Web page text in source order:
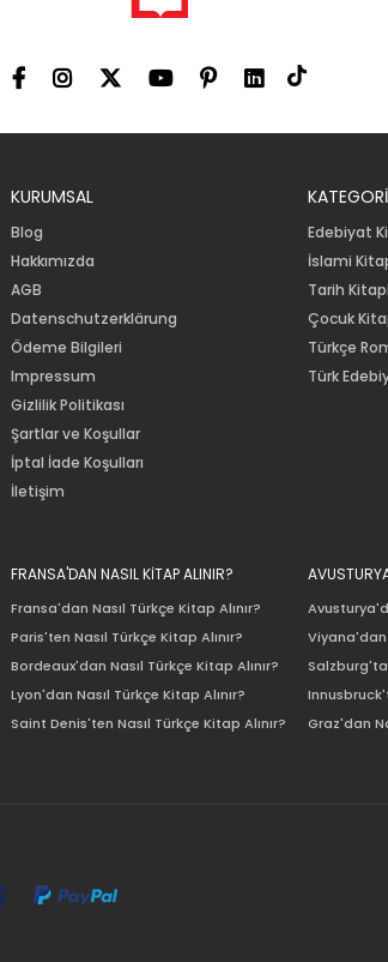
KURUMSAL
Blog
Hakkımızda
AGB
Datenschutzerklärung
Ödeme Bilgileri
Impressum
Gizlilik Politikası
Şartlar ve Koşullar
İptal İade Koşulları
İletişim
Edebiyat
İslami
Tarih
Çocuk
Türkçe
Türk
FRANSA'DAN NASIL KİTAP ALINIR?
Fransa'dan Nasıl Türkçe Kitap Alınır?
Paris'ten Nasıl Türkçe Kitap Alınır?
Bordeaux'dan Nasıl Türkçe Kitap Alınır?
Lyon'dan Nasıl Türkçe Kitap Alınır?
Saint Denis'ten Nasıl Türkçe Kitap Alınır?
Viyana'dan
Graz'dan